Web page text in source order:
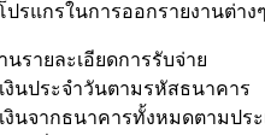
ปรแกรในการออกรายงานต่าง
นรายละเอียดการรับจ่าย
งินประจำวันตามรหัสธนาคาร
งินจากธนาคารทั้งหมดตามประ